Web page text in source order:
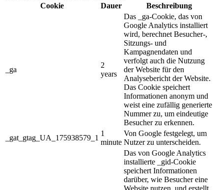
Cookie
Dauer Beschreibung
_ga
2
years
Das _ga-Cookie, das von
Google Analytics installiert
wird, berechnet Besucher-,
Sitzungs- und
Kampagnendaten und
verfolgt auch die Nutzung
der Website für den
Analysebericht der Website.
Das Cookie speichert
Informationen anonym und
weist eine zufällig generierte
Nummer zu, um eindeutige
Besucher zu erkennen.
_gat_gtag_UA_175938579_1
1
minute
Von Google festgelegt, um
Nutzer zu unterscheiden.
Das von Google Analytics
installierte _gid-Cookie
speichert Informationen
darüber, wie Besucher eine
Website nutzen, und erstellt